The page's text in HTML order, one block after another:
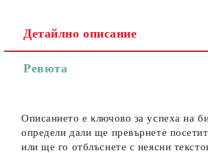
Детайлно описание
Ревюта
Описанието е ключово за успеха на
определи дали ще превърнете
или ще го отблъснете с неясни